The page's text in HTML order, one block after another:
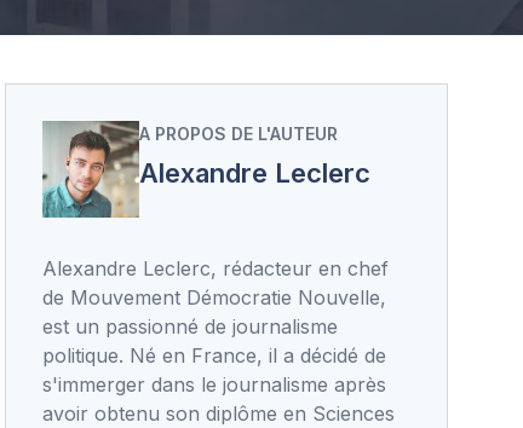
A PROPOS DE L'AUTEUR
Alexandre Leclerc
Alexandre Leclerc, rédacteur en chef
de Mouvement Démocratie Nouvelle,
est un passionné de journalisme
politique. Né en France, il a décidé de
s'immerger dans le journalisme après
avoir obtenu son diplôme en Sciences